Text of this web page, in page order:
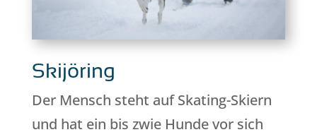
Skijöring
Der Mensch steht auf Skating-Skiern
und hat ein bis zwie Hunde vor sich